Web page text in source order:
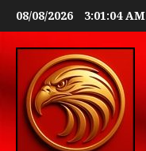
08/08/2026 3:01:05 AM